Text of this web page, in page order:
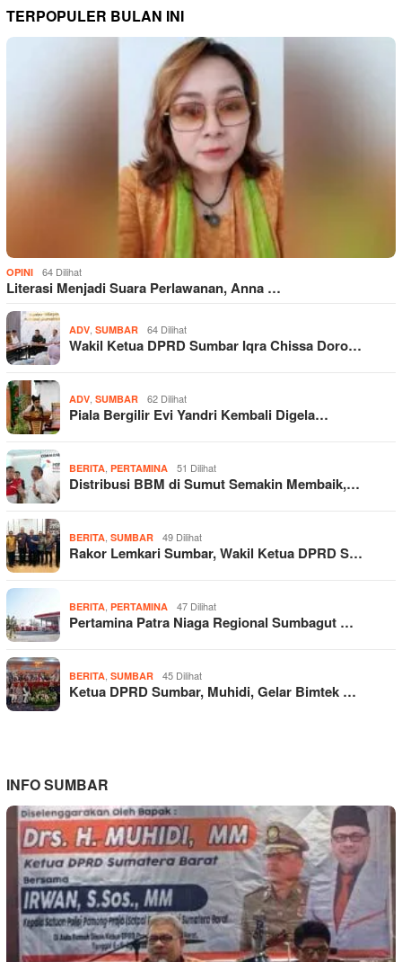
TERPOPULER BULAN INI
OPINI 64 Dilihat
Literasi Menjadi Suara Perlawanan, Anna …
ADV, SUMBAR 64 Dilihat
Wakil Ketua DPRD Sumbar Iqra Chissa Doro…
ADV, SUMBAR 62 Dilihat
Piala Bergilir Evi Yandri Kembali Digela…
BERITA, PERTAMINA 51 Dilihat
Distribusi BBM di Sumut Semakin Membaik,…
BERITA, SUMBAR 49 Dilihat
Rakor Lemkari Sumbar, Wakil Ketua DPRD S…
BERITA, PERTAMINA 47 Dilihat
Pertamina Patra Niaga Regional Sumbagut …
BERITA, SUMBAR 45 Dilihat
Ketua DPRD Sumbar, Muhidi, Gelar Bimtek …
INFO SUMBAR